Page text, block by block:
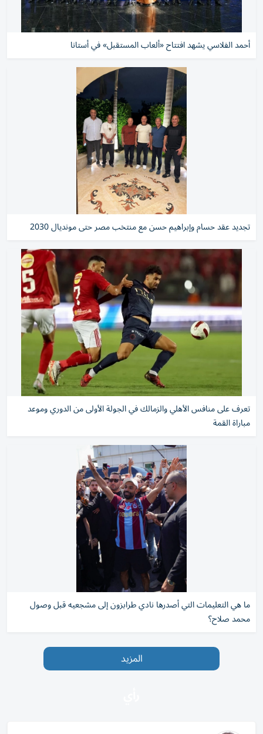
أحمد الفلاسي يشهد افتتاح «ألعاب المستقبل» في أستانا
تجديد عقد حسام وإبراهيم حسن مع منتخب مصر حتى مونديال 2030
تعرف على منافس الأهلي والزمالك في الجولة الأولى من الدوري وموعد
مباراة القمة
ما هي التعليمات التي أصدرها نادي طرابزون إلى مشجعيه قبل وصول
محمد صلاح؟
المزيد